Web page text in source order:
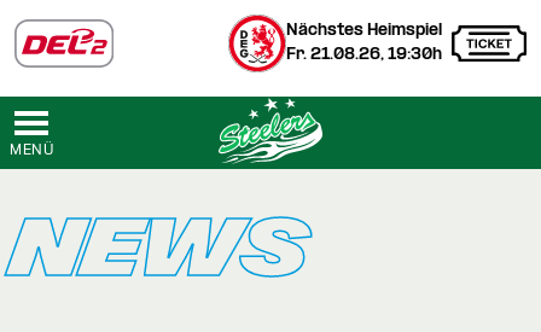
Nächstes Heimspiel
Fr. 21.08.26, 19:30h
MENÜ
NEWS